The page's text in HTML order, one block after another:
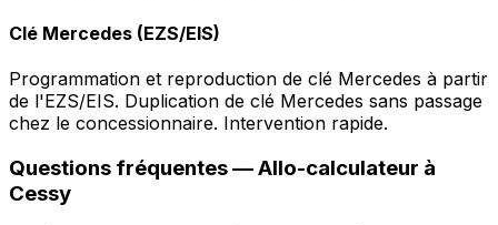
Clé Mercedes (EZS/EIS)
Programmation et reproduction de clé Mercedes à partir
de l'EZS/EIS. Duplication de clé Mercedes sans passage
chez le concessionnaire. Intervention rapide.
Questions fréquentes —Allo-calculateur à
Cessy